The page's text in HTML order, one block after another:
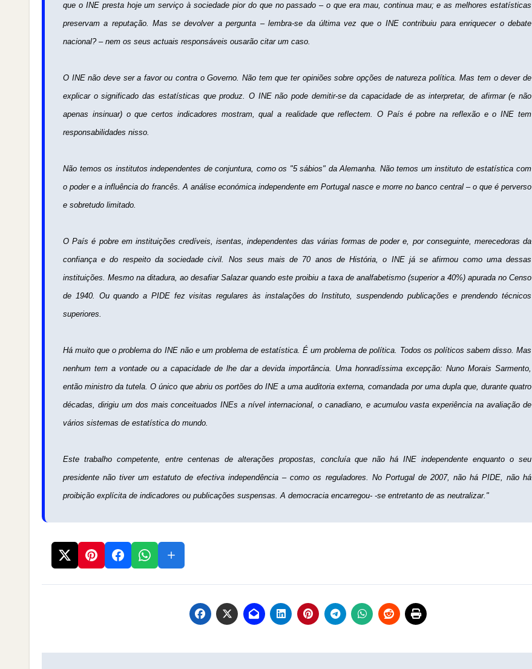
que o INE presta hoje um serviço à sociedade pior do que no passado – o que era mau, continua mau; e as melhores estatísticas
preservam a reputação. Mas se devolver a pergunta – lembra-se da última vez que o INE contribuiu para enriquecer o debate
nacional? – nem os seus actuais responsáveis ousarão citar um caso.
O INE não deve ser a favor ou contra o Governo. Não tem que ter opiniões sobre opções de natureza política. Mas tem o dever de
explicar o significado das estatísticas que produz. O INE não pode demitir-se da capacidade de as interpretar, de afirmar (e não
apenas insinuar) o que certos indicadores mostram, qual a realidade que reflectem. O País é pobre na reflexão e o INE tem
responsabilidades nisso.
Não temos os institutos independentes de conjuntura, como os "5 sábios" da Alemanha. Não temos um instituto de estatística com
o poder e a influência do francês. A análise económica independente em Portugal nasce e morre no banco central – o que é perverso
e sobretudo limitado.
O País é pobre em instituições credíveis, isentas, independentes das várias formas de poder e, por conseguinte, merecedoras da
confiança e do respeito da sociedade civil. Nos seus mais de 70 anos de História, o INE já se afirmou como uma dessas
instituições. Mesmo na ditadura, ao desafiar Salazar quando este proibiu a taxa de analfabetismo (superior a 40%) apurada no Censo
de 1940. Ou quando a PIDE fez visitas regulares às instalações do Instituto, suspendendo publicações e prendendo técnicos
superiores.
Há muito que o problema do INE não e um problema de estatística. É um problema de política. Todos os políticos sabem disso. Mas
nenhum tem a vontade ou a capacidade de lhe dar a devida importância. Uma honradíssima excepção: Nuno Morais Sarmento,
então ministro da tutela. O único que abriu os portões do INE a uma auditoria externa, comandada por uma dupla que, durante quatro
décadas, dirigiu um dos mais conceituados INEs a nível internacional, o canadiano, e acumulou vasta experiência na avaliação de
vários sistemas de estatística do mundo.
Este trabalho competente, entre centenas de alterações propostas, concluía que não há INE independente enquanto o seu
presidente não tiver um estatuto de efectiva independência – como os reguladores. No Portugal de 2007, não há PIDE, não há
proibição explícita de indicadores ou publicações suspensas. A democracia encarregou- -se entretanto de as neutralizar."